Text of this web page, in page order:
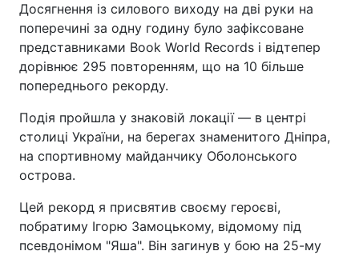
Досягнення із силового виходу на дві руки на
поперечині за одну годину було зафіксоване
представниками Book World Records і відтепер
дорівнює 295 повторенням, що на 10 більше
попереднього рекорду.
Подія пройшла у знаковій локації — в центрі
столиці України, на берегах знаменитого Дніпра,
на спортивному майданчику Оболонського
острова.
Цей рекорд я присвятив своєму героєві,
побратиму Ігорю Замоцькому, відомому під
псевдонімом "Яша". Він загинув у бою на 25-му